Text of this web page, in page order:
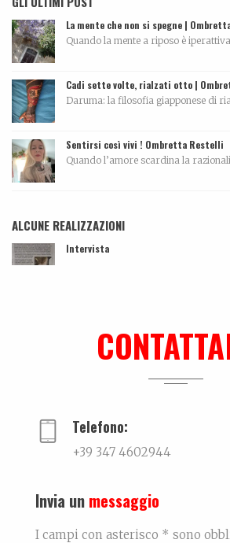
La mente che non si spegne |
Quando la mente a riposo è
Cadi sette volte, rialzati otto |
Daruma: la filosofia giapponese di
Sentirsi così vivi ! Ombretta Restelli
Quando l’amore scardina la
ALCUNE REALIZZAZIONI
Intervista
Trovare l'equilibrio causa belle cose.
Telefono:
+39 347 4602944
Invia un messaggio
I campi con asterisco * sono